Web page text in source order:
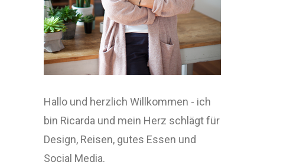
Hallo und herzlich Willkommen - ich
bin Ricarda und mein Herz schlägt für
Design, Reisen, gutes Essen und
Social Media.